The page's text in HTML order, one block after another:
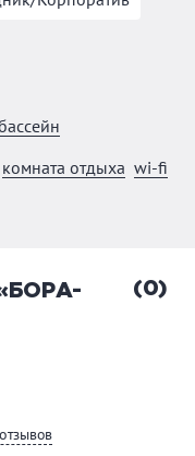
комната отдыха wi-fi
(0)